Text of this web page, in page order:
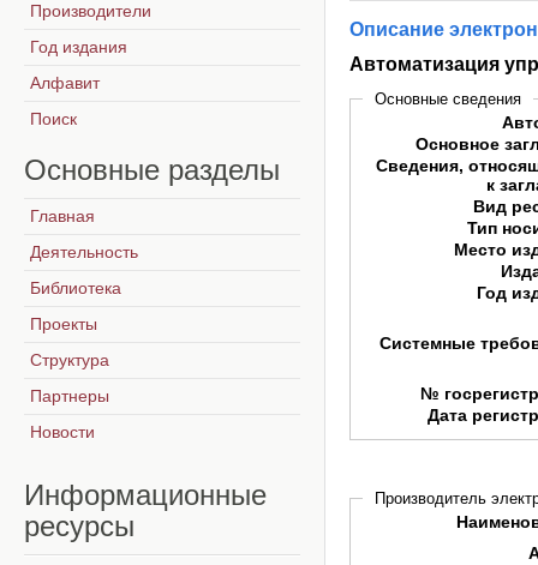
Описание
Автоматизация
Основные сведения
Основное
Сведения,
к
Вид
Тип
Место
Год
Системные
№
Дата
Производитель
Производители
Год издания
Алфавит
Поиск
Основные разделы
Главная
Деятельность
Библиотека
Проекты
Структура
Партнеры
Новости
Информационные
ресурсы